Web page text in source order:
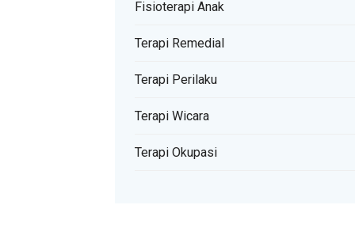
Fisioterapi Anak
Terapi Remedial
Terapi Perilaku
Terapi Wicara
Terapi Okupasi